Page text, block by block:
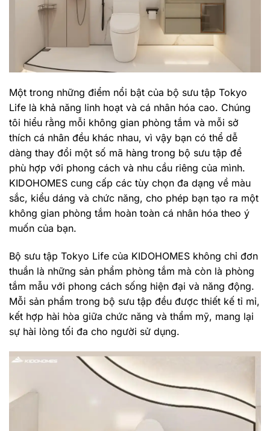
Một trong những điểm nổi bật của bộ sưu tập Tokyo
Life là khả năng linh hoạt và cá nhân hóa cao. Chúng
tôi hiểu rằng mỗi không gian phòng tắm và mỗi sở
thích cá nhân đều khác nhau, vì vậy bạn có thể dễ
dàng thay đổi một số mã hàng trong bộ sưu tập để
phù hợp với phong cách và nhu cầu riêng của mình.
KIDOHOMES cung cấp các tùy chọn đa dạng về màu
sắc, kiểu dáng và chức năng, cho phép bạn tạo ra một
không gian phòng tắm hoàn toàn cá nhân hóa theo ý
muốn của bạn.
Bộ sưu tập Tokyo Life của KIDOHOMES không chỉ đơn
thuần là những sản phẩm phòng tắm mà còn là phòng
tắm mẫu với phong cách sống hiện đại và năng động.
Mỗi sản phẩm trong bộ sưu tập đều được thiết kế tỉ mỉ,
kết hợp hài hòa giữa chức năng và thẩm mỹ, mang lại
sự hài lòng tối đa cho người sử dụng.